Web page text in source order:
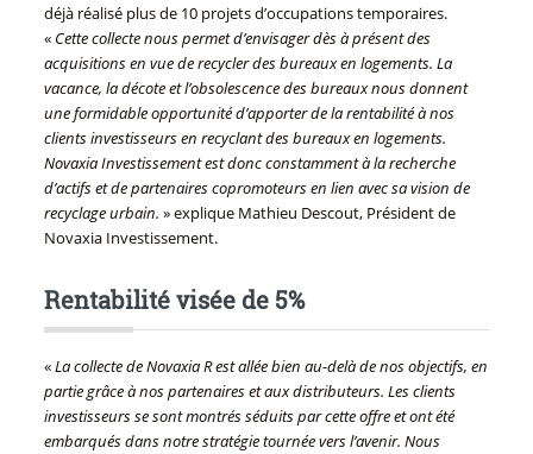
déjà réalisé plus de 10 projets d’occupations temporaires.
« Cette collecte nous permet d’envisager dès à présent des
acquisitions en vue de recycler des bureaux en logements. La
vacance, la décote et l’obsolescence des bureaux nous donnent
une formidable opportunité d’apporter de la rentabilité à nos
clients investisseurs en recyclant des bureaux en logements.
Novaxia Investissement est donc constamment à la recherche
d’actifs et de partenaires copromoteurs en lien avec sa vision de
recyclage urbain. » explique Mathieu Descout, Président de
Novaxia Investissement.
Rentabilité visée de 5%
«La collecte de Novaxia R est allée bien au-delà de nos objectifs, en
partie grâce à nos partenaires et aux distributeurs. Les clients
investisseurs se sont montrés séduits par cette offre et ont été
embarqués dans notre stratégie tournée vers l’avenir. Nous